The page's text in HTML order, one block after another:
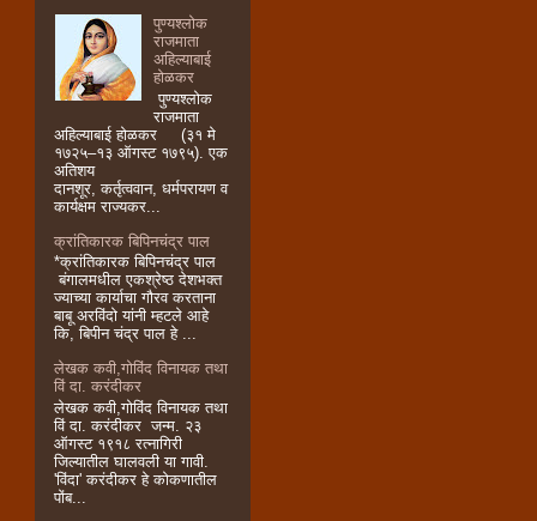
पुण्यश्लोक
राजमाता
अहिल्याबाई
होळकर
पुण्यश्लोक
राजमाता
अहिल्याबाई होळकर (३१ मे
१७२५–१३ ऑगस्ट १७९५). एक
अतिशय
दानशूर, कर्तृत्ववान, धर्मपरायण व
कार्यक्षम राज्यकर...
क्रांतिकारक बिपिनचंद्र पाल
*क्रांतिकारक बिपिनचंद्र पाल
बंगालमधील एकश्रेष्ठ देशभक्त
ज्याच्या कार्याचा गौरव करताना
बाबू अरविंदो यांनी म्हटले आहे
कि, बिपीन चंद्र पाल हे ...
लेखक कवी,गोविंद विनायक तथा
विं दा. करंदीकर
लेखक कवी,गोविंद विनायक तथा
विं दा. करंदीकर जन्म. २३
ऑगस्ट १९१८ रत्नागिरी
जिल्यातील घालवली या गावी.
'विंदा' करंदीकर हे कोकणातील
पोंब...